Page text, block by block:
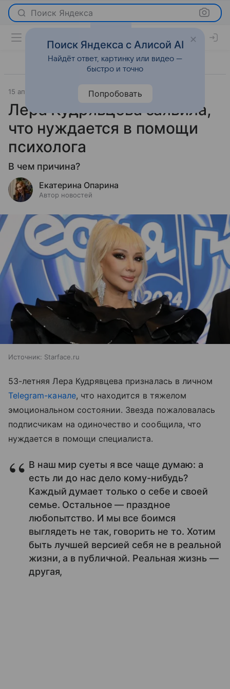
Поиск Яндекса
15 апреля 2025 Светская жизнь
Лера Кудрявцева заявила,
что нуждается в помощи
психолога
В чем причина?
Екатерина Опарина
Автор новостей
Источник: Starface.ru
53-летняя Лера Кудрявцева призналась в личном
Telegram-канале, что находится в тяжелом
эмоциональном состоянии. Звезда пожаловалась
подписчикам на одиночество и сообщила, что
нуждается в помощи специалиста.
В наш мир суеты я все чаще думаю: а
есть ли до нас дело кому-нибудь?
Каждый думает только о себе и своей
семье. Остальное — праздное
любопытство. И мы все боимся
выглядеть не так, говорить не то. Хотим
быть лучшей версией себя не в реальной
жизни, а в публичной. Реальная жизнь —
другая,
Поиск Яндекса с Алисой AI
Найдёт ответ, картинку или видео —
быстро и точно
Попробовать